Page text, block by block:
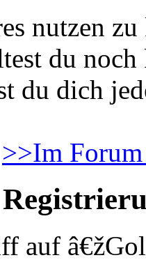
nutzen
du
du dich
>>Im
auf